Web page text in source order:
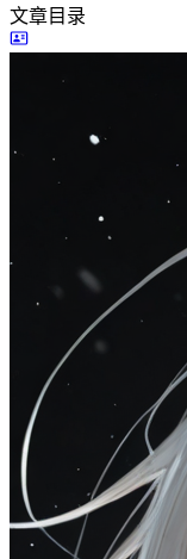
文章目录